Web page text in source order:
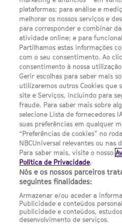
Escolhas de Anúncios
Política de privacidade
Termos E Condições
FILMES
UMA DIVISÃO DA
Contact us by email:
NBC Universal Global Networks
by Universal Studios International
NBC Universal Global Networks,
95. Planta 10 Edificio Torre
plataformas; para análise e
melhorar os nossos serviços e
para corresponder e combinar
atividade online; e para
Partilhamos estas informações
com o seu consentimento. Ao
consentimento à nossa
Gerir escolhas para saber mais
utilizaremos outros Cookies que
site e Serviços, incluindo para
fraude. Para saber mais sobre
selecione Lista de fornecedores
suas preferências em qualquer
“Preferências de cookies” no
NBCUniversal relevantes ou nas
Para saber mais, visite o nosso
Política de Privacidade.
Nós e os nossos parceiros
seguintes finalidades:
Armazenar e/ou aceder a
Publicidade e conteúdos
publicidade e conteúdos,
desenvolvimento de serviços.